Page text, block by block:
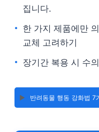
집니다.
한 가지 제품에만
교체 고려하기
장기간 복용 시 수
▶️ 반려동물 행동 강화법 7